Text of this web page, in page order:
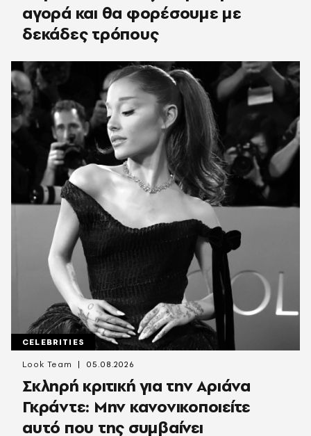
αγορά και θα φορέσουμε με
δεκάδες τρόπους
CELEBRITIES
Σκληρή κριτική για την Αριάνα
Γκράντε: Μην κανονικοποιείτε
αυτό που της συμβαίνει
Look Team 05.08.2026